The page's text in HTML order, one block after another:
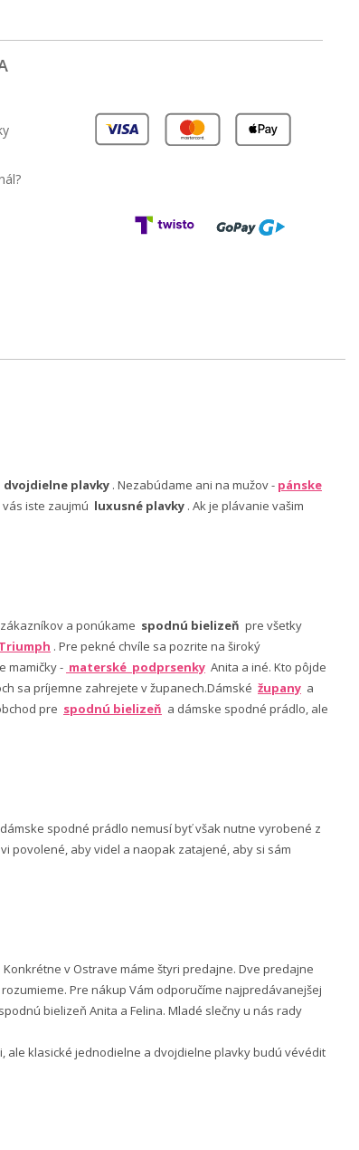
dvojdielne plavky . Nezabúdame ani na mužov - pánske
iste zaujmú luxusné plavky . Ak je plávanie vašim
a ponúkame spodnú bielizeň pre všetky
Triumph . Pre pekné chvíle sa pozrite na široký
mamičky - materské podprsenky Anita a iné. Kto pôjde
sa príjemne zahrejete v županech.Dámské župany a
pre spodnú bielizeň a dámske spodné prádlo, ale
spodné prádlo nemusí byť však nutne vyrobené z
povolené, aby videl a naopak zatajené, aby si sám
v Ostrave máme štyri predajne. Dve predajne
Pre nákup Vám odporučíme najpredávanejšej
bielizeň Anita a Felina. Mladé slečny u nás rady
klasické jednodielne a dvojdielne plavky budú vévédit